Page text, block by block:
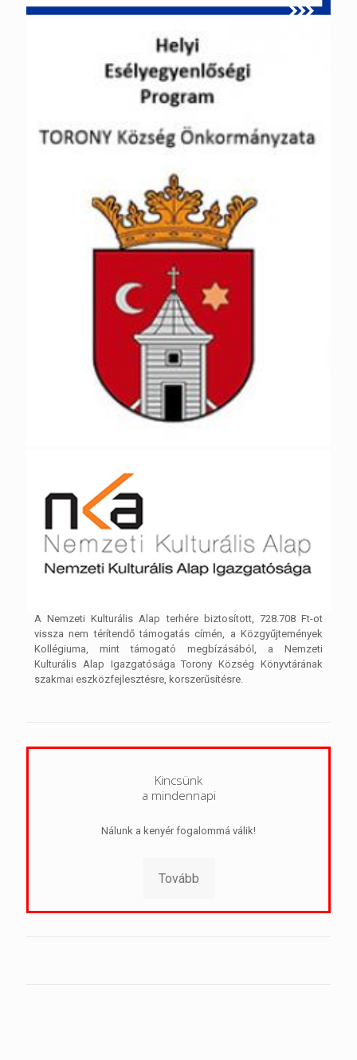
A Nemzeti Kulturális Alap terhére biztosított, 728.708 Ft-ot
vissza nem térítendő támogatás címén, a Közgyűjtemények
Kollégiuma, mint támogató megbízásából, a Nemzeti
Kulturális Alap Igazgatósága Torony Község Könyvtárának
szakmai eszközfejlesztésre, korszerűsítésre.
Kincsünk
a mindennapi
Nálunk a kenyér fogalommá válik!
Tovább